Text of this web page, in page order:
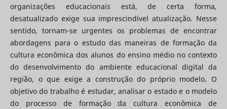
organizações educacionais está, de certa forma,
desatualizado exige sua imprescindível atualização. Nesse
sentido, tornam-se urgentes os problemas de encontrar
abordagens para o estudo das maneiras de formação da
cultura econômica dos alunos do ensino médio no contexto
do desenvolvimento do ambiente educacional digital da
região, o que exige a construção do próprio modelo. O
objetivo do trabalho é estudar, analisar o estado e o modelo
do processo de formação da cultura econômica de